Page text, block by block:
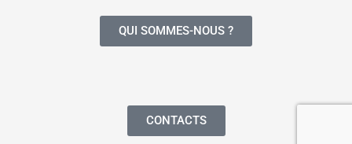
QUI SOMMES-NOUS ?
CONTACTS